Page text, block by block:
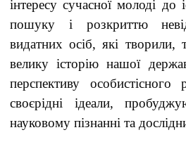
інтересу сучасної молоді до
пошуку і розкриттю
видатних осіб, які творили,
велику історію нашої
перспективу
своєрідні ідеали,
науковому пізнанні та